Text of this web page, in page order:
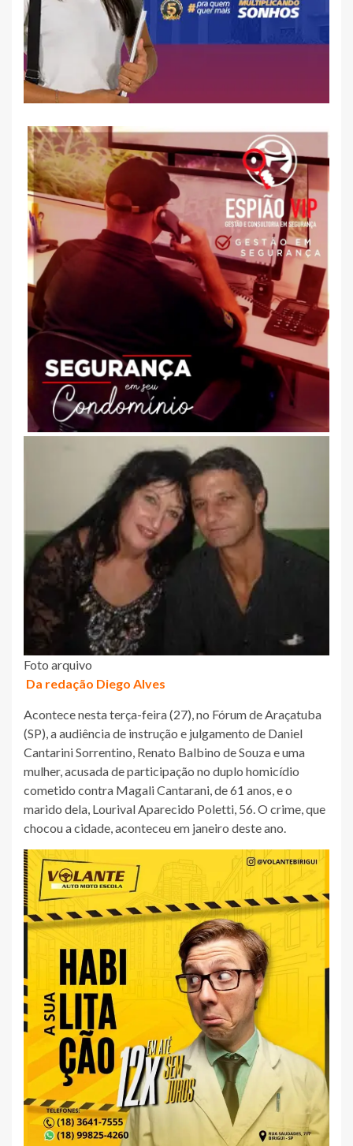
Foto arquivo
Da redação Diego Alves
Acontece nesta terça-feira (27), no Fórum de Araçatuba
(SP), a audiência de instrução e julgamento de Daniel
Cantarini Sorrentino, Renato Balbino de Souza e uma
mulher, acusada de participação no duplo homicídio
cometido contra Magali Cantarani, de 61 anos, e o
marido dela, Lourival Aparecido Poletti, 56. O crime, que
chocou a cidade, aconteceu em janeiro deste ano.